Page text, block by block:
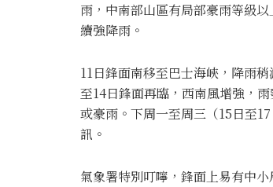
雨，中南部山區有局部豪雨等級
續強降雨。
11日鋒面南移至巴士海峽，降雨
至14日鋒面再臨，西南風增強，
或豪雨。下周一至周三（15日至
訊。
氣象署特別叮嚀，鋒面上易有中